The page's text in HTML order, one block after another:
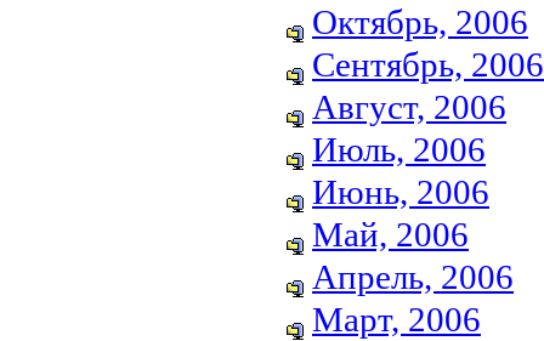
Октябрь, 2006
Сентябрь, 2006
Август, 2006
Июль, 2006
Июнь, 2006
Май, 2006
Апрель, 2006
Март, 2006